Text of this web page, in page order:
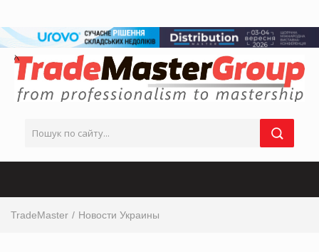
TradeMaster Новости Украины